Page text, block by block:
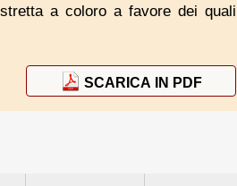
a coloro a favore dei quali
SCARICA IN PDF